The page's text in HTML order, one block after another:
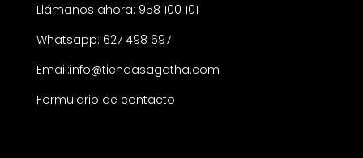
Llámanos ahora: 958 100 101
Whatsapp: 627 498 697
Email:info@tiendasagatha.com
Formulario de contacto